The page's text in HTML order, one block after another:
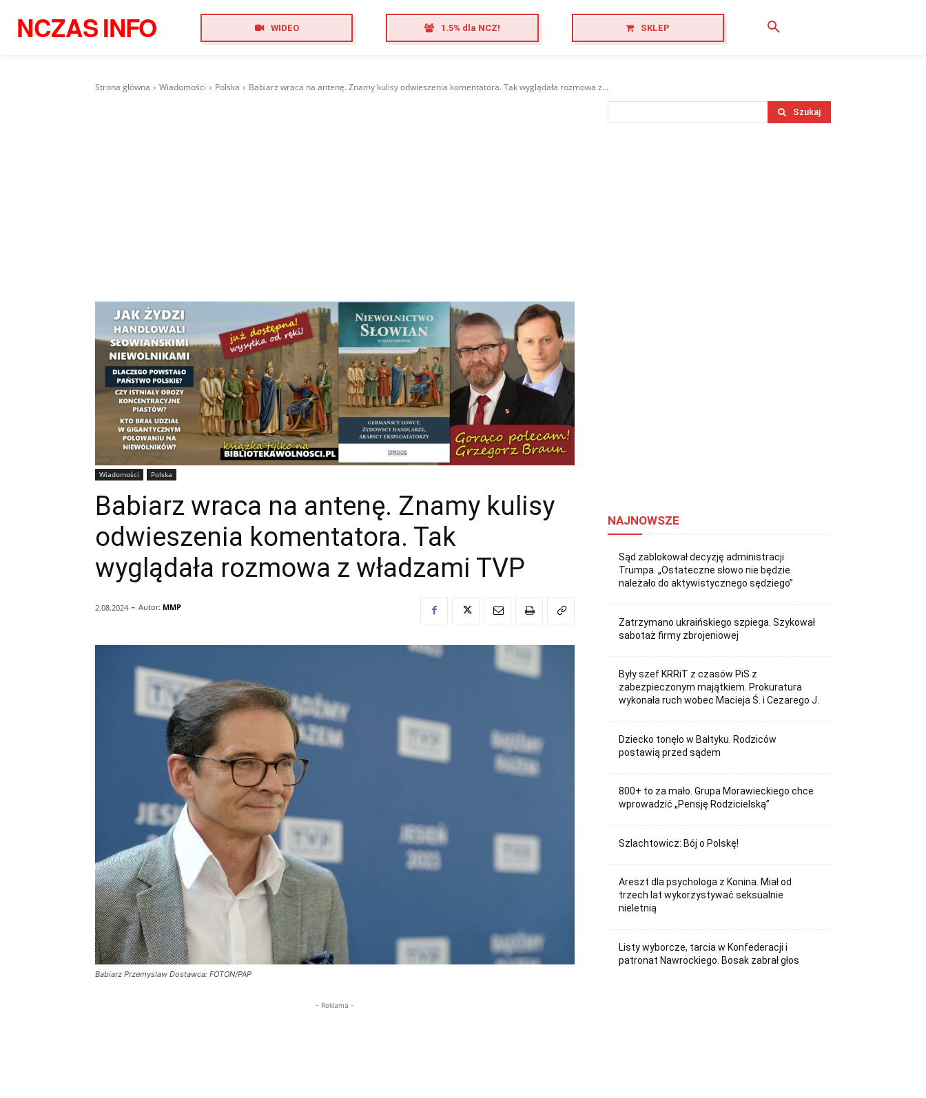
NCZASINFO WIDEO 1.5% dla NCZ! SKLEP
Strona główna Wiadomości Polska Babiarz wraca na antenę. Znamy kulisy odwieszenia komentatora. Tak wyglądała rozmowa z...
Wiadomości Polska
Babiarz wraca na antenę. Znamy kulisy
odwieszenia komentatora. Tak
wyglądała rozmowa z władzami TVP
2.08.2024 - Autor: MMP
Babiarz Przemyslaw Dostawca: FOTON/PAP
- Reklama -
Szukaj
NAJNOWSZE
Sąd zablokował decyzję administracji
Trumpa. „Ostateczne słowo nie będzie
należało do aktywistycznego sędziego”
Zatrzymano ukraińskiego szpiega. Szykował
sabotaż firmy zbrojeniowej
Były szef KRRiT z czasów PiS z
zabezpieczonym majątkiem. Prokuratura
wykonała ruch wobec Macieja Ś. i Cezarego J.
Dziecko tonęło w Bałtyku. Rodziców
postawią przed sądem
800+ to za mało. Grupa Morawieckiego chce
wprowadzić „Pensję Rodzicielską”
Szlachtowicz: Bój o Polskę!
Areszt dla psychologa z Konina. Miał od
trzech lat wykorzystywać seksualnie
nieletnią
Listy wyborcze, tarcia w Konfederacji i
patronat Nawrockiego. Bosak zabrał głos